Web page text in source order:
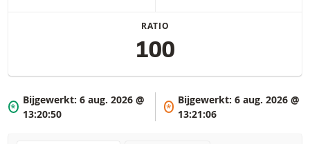
RATIO
100
*
Bijgewerkt: 6 aug. 2026 @
13:20:50
*
Bijgewerkt:6 aug. 2026 @
13:21:06